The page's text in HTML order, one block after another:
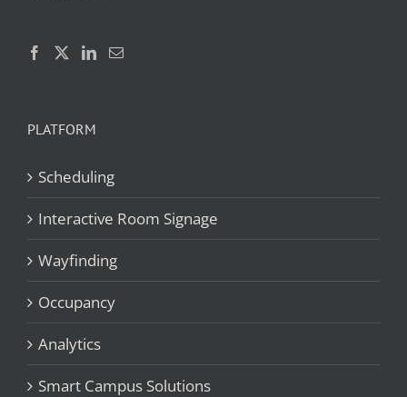
PLATFORM
Scheduling
Interactive Room Signage
Wayfinding
Occupancy
Analytics
Smart Campus Solutions